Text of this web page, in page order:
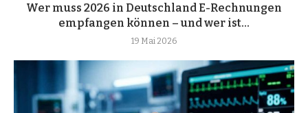
Wer muss 2026 in Deutschland E-Rechnungen
empfangen können – und wer ist...
19 Mai 2026